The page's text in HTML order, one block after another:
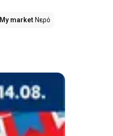
My market Νερό